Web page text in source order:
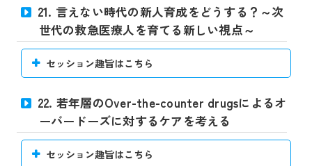
21. 言えない時代の新人育成をどうする？～次
世代の救急医療人を育てる新しい視点～
セッション趣旨はこちら
22. 若年層のOver-the-counter drugsによるオ
ーバードーズに対するケアを考える
セッション趣旨はこちら